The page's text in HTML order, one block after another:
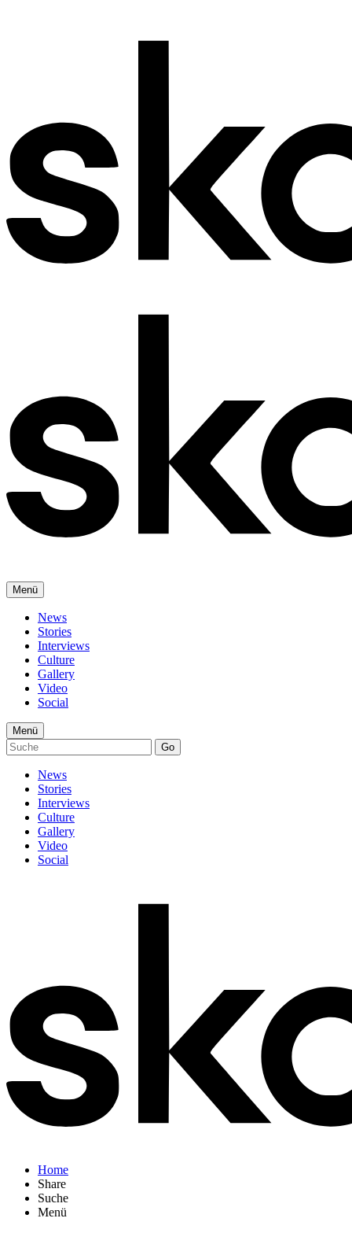
Menü
News
Stories
Interviews
Culture
Gallery
Video
Social
Menü
Go
News
Stories
Interviews
Culture
Gallery
Video
Social
Home
Share
Suche
Menü